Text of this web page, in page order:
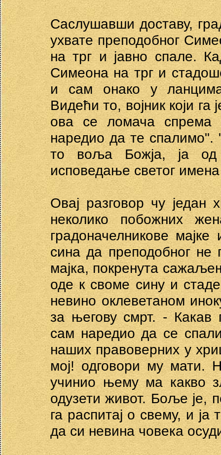
Саслушавши доставу,
ухвате преподобног
на трг и јавно спале.
Симеона на трг и
и сам онако у
Видећи то, војник који
ова се ломача спрема
наредио да те спалимо".
то воља Божја, ја
исповедање светог
Овај разговор чу
неколико побожних
градоначелникове
сина да преподобног не
мајка, покренута
оде к своме сину и
невино оклеветаном
за његову смрт. - Какав
сам наредио да се
наших правоверних у
мој! одговори му мати.
учинио њему ма какво
одузети живот. Боље је,
га распитај о свему, и
да си невина човека